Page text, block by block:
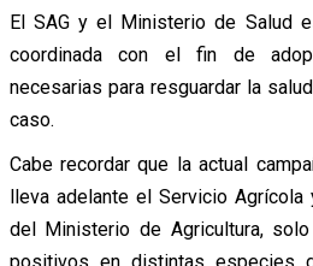
El SAG y el Ministerio de Salud
coordinada con el fin de
necesarias para resguardar la
caso.
Cabe recordar que la actual
lleva adelante el Servicio Agrícola
del Ministerio de Agricultura,
positivos en distintas especies